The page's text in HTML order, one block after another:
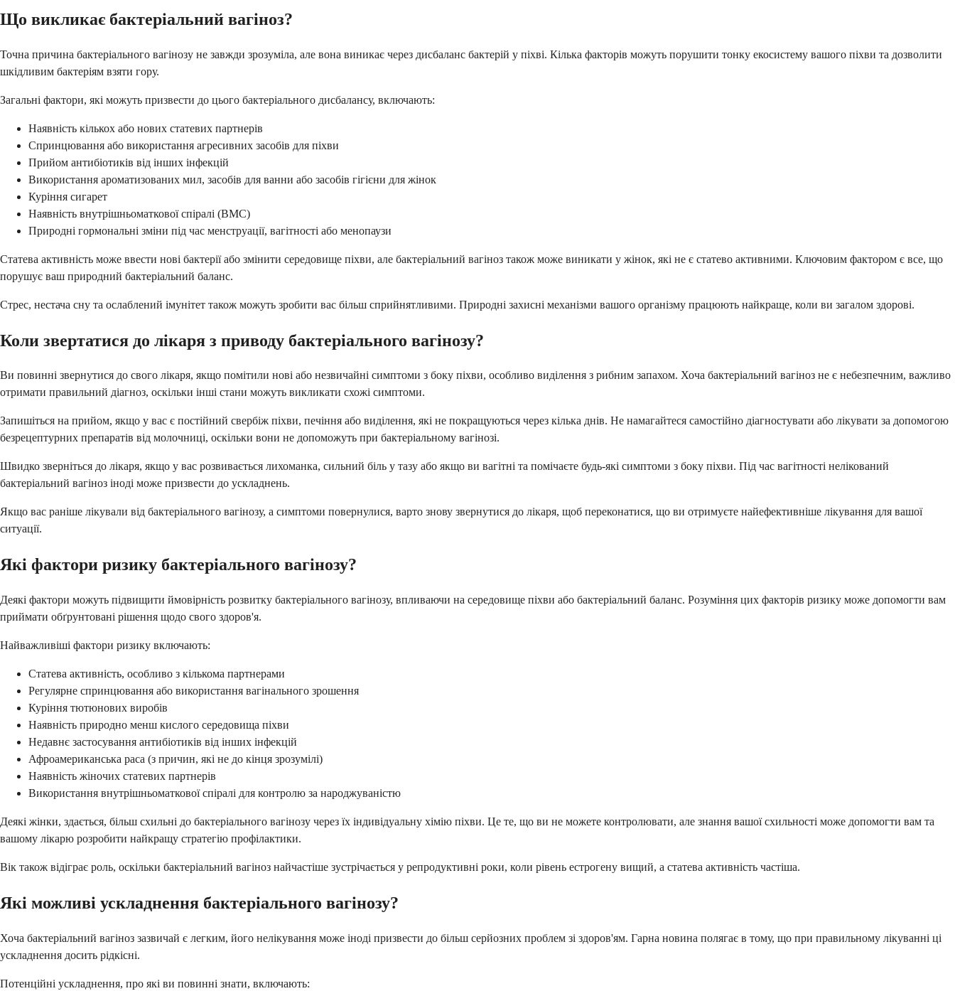
Що викликає бактеріальний вагіноз?
Точна причина бактеріального вагінозу не завжди зрозуміла, але вона виникає через дисбаланс бактерій у піхві. Кілька факторів можуть порушити тонку екосистему вашого піхви та дозволити
шкідливим бактеріям взяти гору.
Загальні фактори, які можуть призвести до цього бактеріального дисбалансу, включають:
Наявність кількох або нових статевих партнерів
Спринцювання або використання агресивних засобів для піхви
Прийом антибіотиків від інших інфекцій
Використання ароматизованих мил, засобів для ванни або засобів гігієни для жінок
Куріння сигарет
Наявність внутрішньоматкової спіралі (ВМС)
Природні гормональні зміни під час менструації, вагітності або менопаузи
Статева активність може ввести нові бактерії або змінити середовище піхви, але бактеріальний вагіноз також може виникати у жінок, які не є статево активними. Ключовим фактором є все, що
порушує ваш природний бактеріальний баланс.
Стрес, нестача сну та ослаблений імунітет також можуть зробити вас більш сприйнятливими. Природні захисні механізми вашого організму працюють найкраще, коли ви загалом здорові.
Коли звертатися до лікаря з приводу бактеріального вагінозу?
Ви повинні звернутися до свого лікаря, якщо помітили нові або незвичайні симптоми з боку піхви, особливо виділення з рибним запахом. Хоча бактеріальний вагіноз не є небезпечним, важливо
отримати правильний діагноз, оскільки інші стани можуть викликати схожі симптоми.
Запишіться на прийом, якщо у вас є постійний свербіж піхви, печіння або виділення, які не покращуються через кілька днів. Не намагайтеся самостійно діагностувати або лікувати за допомогою
безрецептурних препаратів від молочниці, оскільки вони не допоможуть при бактеріальному вагінозі.
Швидко зверніться до лікаря, якщо у вас розвивається лихоманка, сильний біль у тазу або якщо ви вагітні та помічаєте будь-які симптоми з боку піхви. Під час вагітності нелікований
бактеріальний вагіноз іноді може призвести до ускладнень.
Якщо вас раніше лікували від бактеріального вагінозу, а симптоми повернулися, варто знову звернутися до лікаря, щоб переконатися, що ви отримуєте найефективніше лікування для вашої
ситуації.
Які фактори ризику бактеріального вагінозу?
Деякі фактори можуть підвищити ймовірність розвитку бактеріального вагінозу, впливаючи на середовище піхви або бактеріальний баланс. Розуміння цих факторів ризику може допомогти вам
приймати обґрунтовані рішення щодо свого здоров'я.
Найважливіші фактори ризику включають:
Статева активність, особливо з кількома партнерами
Регулярне спринцювання або використання вагінального зрошення
Куріння тютюнових виробів
Наявність природно менш кислого середовища піхви
Недавнє застосування антибіотиків від інших інфекцій
Афроамериканська раса (з причин, які не до кінця зрозумілі)
Наявність жіночих статевих партнерів
Використання внутрішньоматкової спіралі для контролю за народжуваністю
Деякі жінки, здається, більш схильні до бактеріального вагінозу через їх індивідуальну хімію піхви. Це те, що ви не можете контролювати, але знання вашої схильності може допомогти вам та
вашому лікарю розробити найкращу стратегію профілактики.
Вік також відіграє роль, оскільки бактеріальний вагіноз найчастіше зустрічається у репродуктивні роки, коли рівень естрогену вищий, а статева активність частіша.
Які можливі ускладнення бактеріального вагінозу?
Хоча бактеріальний вагіноз зазвичай є легким, його нелікування може іноді призвести до більш серйозних проблем зі здоров'ям. Гарна новина полягає в тому, що при правильному лікуванні ці
ускладнення досить рідкісні.
Потенційні ускладнення, про які ви повинні знати, включають: